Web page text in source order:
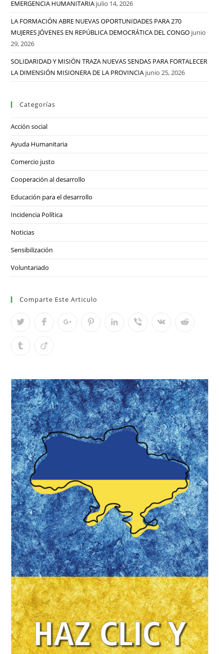
EMERGENCIA HUMANITARIA julio 14, 2026
LA FORMACIÓN ABRE NUEVAS OPORTUNIDADES PARA 270
MUJERES JÓVENES EN REPÚBLICA DEMOCRÁTICA DEL CONGO junio
29, 2026
SOLIDARIDAD Y MISIÓN TRAZA NUEVAS SENDAS PARA FORTALECER
LA DIMENSIÓN MISIONERA DE LA PROVINCIA junio 25, 2026
Categorías
Acción social
Ayuda Humanitaria
Comercio justo
Cooperación al desarrollo
Educación para el desarrollo
Incidencia Política
Noticias
Sensibilización
Voluntariado
Comparte Este Articulo